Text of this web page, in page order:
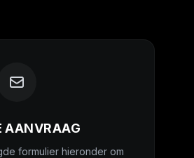
AANVRAAG
formulier hieronder om